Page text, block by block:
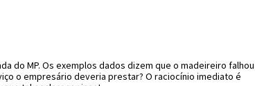
do MP. Os exemplos dados dizem que o madeireiro falhou
o empresário deveria prestar? O raciocínio imediato é